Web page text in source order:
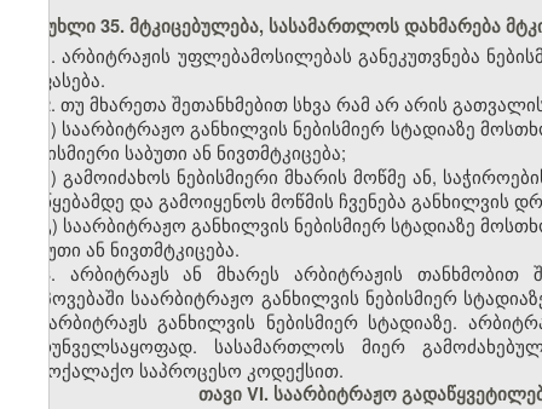
მუხლი 35. მტკიცებულება, სასამართლოს დახმარება
1. არბიტრაჟის უფლებამოსილებას განეკუთვნება
შეფასება.
2. თუ მხარეთა შეთანხმებით სხვა რამ არ არის
ა) საარბიტრაჟო განხილვის ნებისმიერ სტადიაზე
ნებისმიერი საბუთი ან ნივთმტკიცება;
ბ) გამოიძახოს ნებისმიერი მხარის მოწმე ან,
დაწყებამდე და გამოიყენოს მოწმის ჩვენება განხილვის
გ) საარბიტრაჟო განხილვის ნებისმიერ სტადიაზე
საბუთი ან ნივთმტკიცება.
3. არბიტრაჟს ან მხარეს არბიტრაჟის
მოპოვებაში საარბიტრაჟო განხილვის ნებისმიერ
ან არბიტრაჟს განხილვის ნებისმიერ სტადიაზე.
უზრუნველსაყოფად. სასამართლოს მიერ
სამოქალაქო საპროცესო კოდექსით.
თავი VI. საარბიტრაჟო